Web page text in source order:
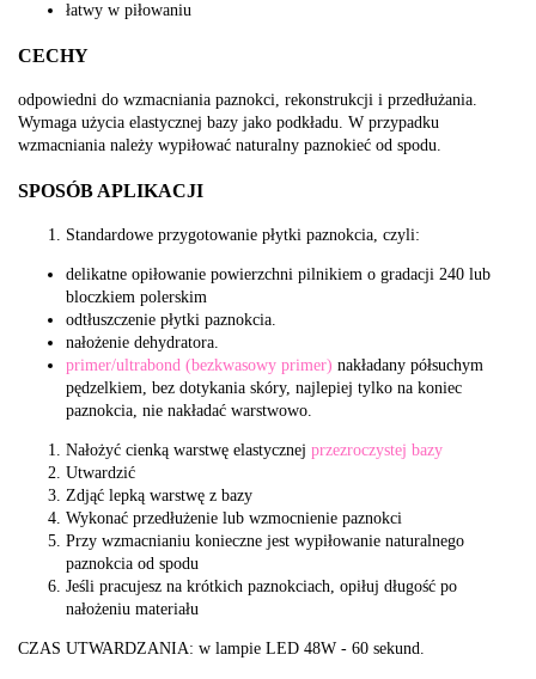
łatwy w piłowaniu
CECHY
odpowiedni do wzmacniania paznokci, rekonstrukcji i przedłużania.
Wymaga użycia elastycznej bazy jako podkładu. W przypadku
wzmacniania należy wypiłować naturalny paznokieć od spodu.
SPOSÓB APLIKACJI
Standardowe przygotowanie płytki paznokcia, czyli:
delikatne opiłowanie powierzchni pilnikiem o gradacji 240 lub
bloczkiem polerskim
odtłuszczenie płytki paznokcia.
nałożenie dehydratora.
primer/ultrabond (bezkwasowy primer) nakładany półsuchym
pędzelkiem, bez dotykania skóry, najlepiej tylko na koniec
paznokcia, nie nakładać warstwowo.
Nałożyć cienką warstwę elastycznej przezroczystej bazy
Utwardzić
Zdjąć lepką warstwę z bazy
Wykonać przedłużenie lub wzmocnienie paznokci
Przy wzmacnianiu konieczne jest wypiłowanie naturalnego
paznokcia od spodu
Jeśli pracujesz na krótkich paznokciach, opiłuj długość po
nałożeniu materiału
CZAS UTWARDZANIA: w lampie LED 48W - 60 sekund.